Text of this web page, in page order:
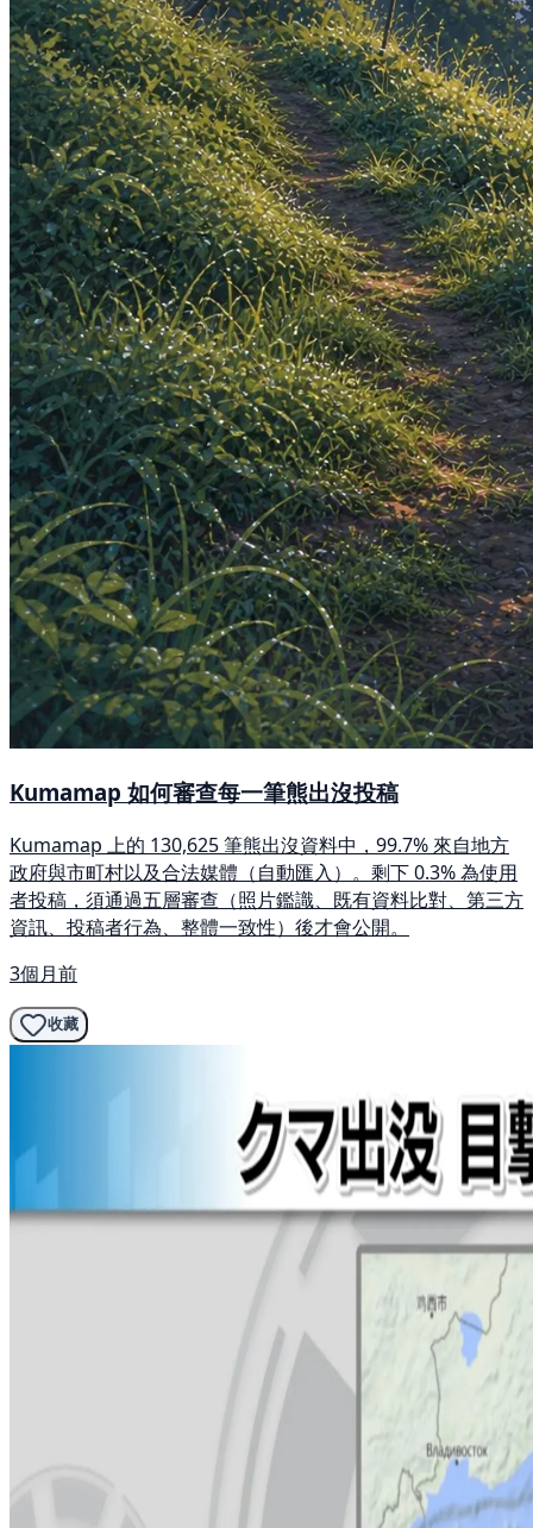
Kumamap 如何審查每一筆熊出沒投稿
Kumamap 上的 130,625 筆熊出沒資料中，99.7% 來自地方
政府與市町村以及合法媒體（自動匯入）。剩下 0.3% 為使用
者投稿，須通過五層審查（照片鑑識、既有資料比對、第三方
資訊、投稿者行為、整體一致性）後才會公開。
3個月前
收藏